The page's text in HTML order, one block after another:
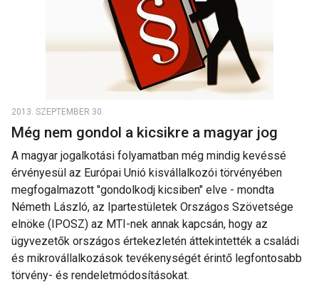
2013. SZEPTEMBER 30.
Még nem gondol a kicsikre a magyar jog
A magyar jogalkotási folyamatban még mindig kevéssé
érvényesül az Európai Unió kisvállalkozói törvényében
megfogalmazott "gondolkodj kicsiben" elve - mondta
Németh László, az Ipartestületek Országos Szövetsége
elnöke (IPOSZ) az MTI-nek annak kapcsán, hogy az
ügyvezetők országos értekezletén áttekintették a családi
és mikrovállalkozások tevékenységét érintő legfontosabb
törvény- és rendeletmódosításokat.